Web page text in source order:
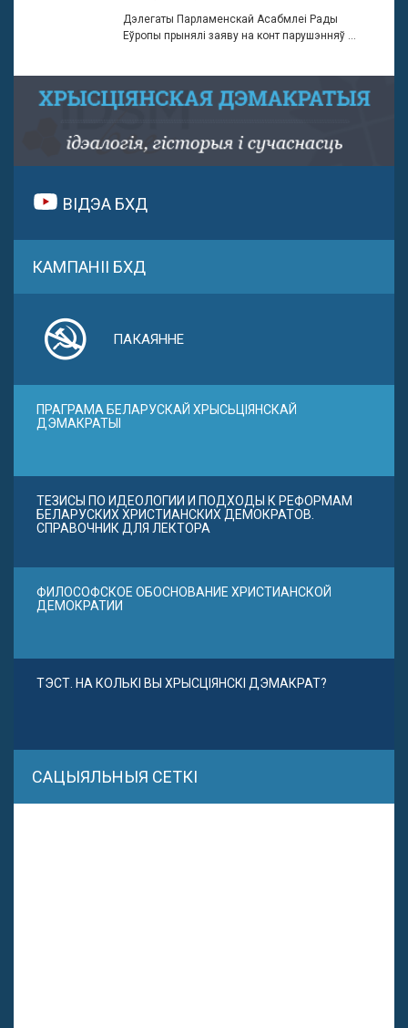
Дэлегаты Парламенскай Асабмлеі Рады
Еўропы прынялі заяву на конт парушэнняў ...
ВІДЭА БХД
КАМПАНІІ БХД
ПАКАЯННЕ
ПРАГРАМА БЕЛАРУСКАЙ ХРЫСЬЦІЯНСКАЙ
ДЭМАКРАТЫІ
ТЕЗИСЫ ПО ИДЕОЛОГИИ И ПОДХОДЫ К РЕФОРМАМ
БЕЛАРУСКИХ ХРИСТИАНСКИХ ДЕМОКРАТОВ.
СПРАВОЧНИК ДЛЯ ЛЕКТОРА
ФИЛОСОФСКОЕ ОБОСНОВАНИЕ ХРИСТИАНСКОЙ
ДЕМОКРАТИИ
ТЭСТ. НА КОЛЬКІ ВЫ ХРЫСЦІЯНСКІ ДЭМАКРАТ?
САЦЫЯЛЬНЫЯ СЕТКІ